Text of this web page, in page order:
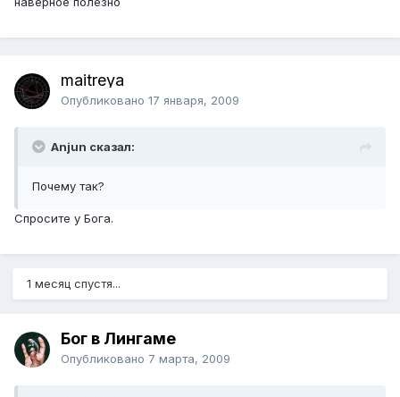
maitreya
Опубликовано 17 января, 2009
Anjun сказал:
Почему так?
Спросите у Бога.
1 месяц спустя...
Бог в Лингаме
Опубликовано 7 марта, 2009